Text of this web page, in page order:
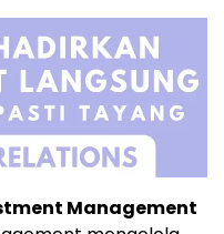
Management